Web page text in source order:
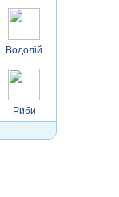
Водолій
Риби